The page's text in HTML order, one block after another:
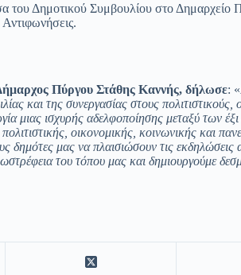
του Δημοτικού Συμβουλίου στο
Πύργου Στάθης Καννής, δήλωσε: «
και της συνεργασίας στους
μιας ισχυρής αδελφοποίησης μεταξύ των
πολιτιστικής, οικονομικής, κοινωνικής και
δημότες μας να πλαισιώσουν τις
του τόπου μας και δημιουργούμε